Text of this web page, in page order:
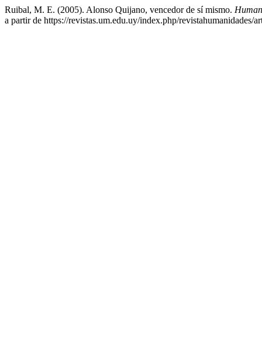
Ruibal, M. E. (2005). Alonso Quijano, vencedor de sí mismo.
a partir de https://revistas.um.edu.uy/index.php/revistahumanidades/